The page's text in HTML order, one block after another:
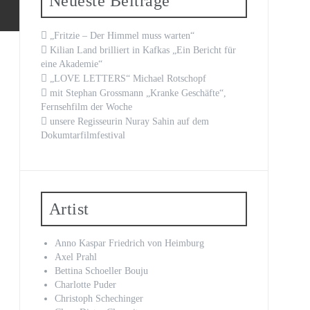
„Fritzie – Der Himmel muss warten“
Kilian Land brilliert in Kafkas „Ein Bericht für
eine Akademie“
„LOVE LETTERS“ Michael Rotschopf
mit Stephan Grossmann „Kranke Geschäfte“,
Fernsehfilm der Woche
unsere Regisseurin Nuray Sahin auf dem
Dokumtarfilmfestival
Artist
Anno Kaspar Friedrich von Heimburg
Axel Prahl
Bettina Schoeller Bouju
Charlotte Puder
Christoph Schechinger